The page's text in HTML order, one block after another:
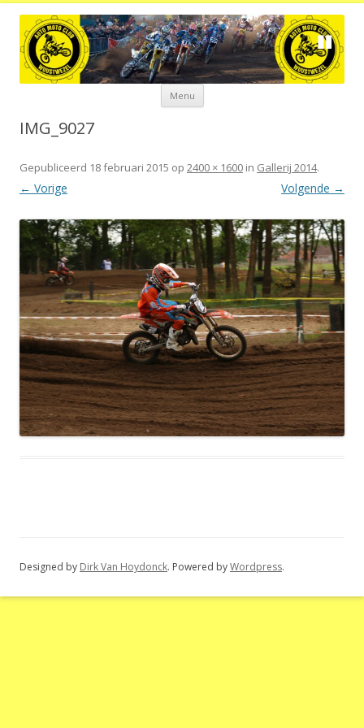
Menu Spring
de
IMG_9027
Gepubliceerd 18 februari 2015 op 2400 × 1600 in Gallerij 2014.
← Vorige Volgende →
Designed by Dirk Van Hoydonck. Powered byWordpress.